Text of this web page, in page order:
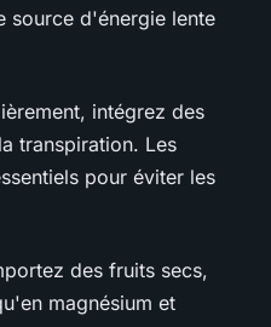
source d'énergie lente
intégrez des
transpiration. Les
pour éviter les
des fruits secs,
magnésium et